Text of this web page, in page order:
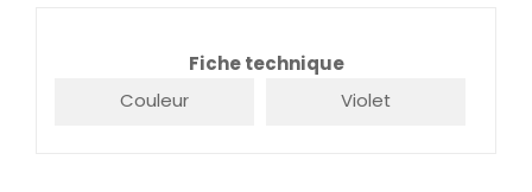
Fiche technique
Couleur
Violet